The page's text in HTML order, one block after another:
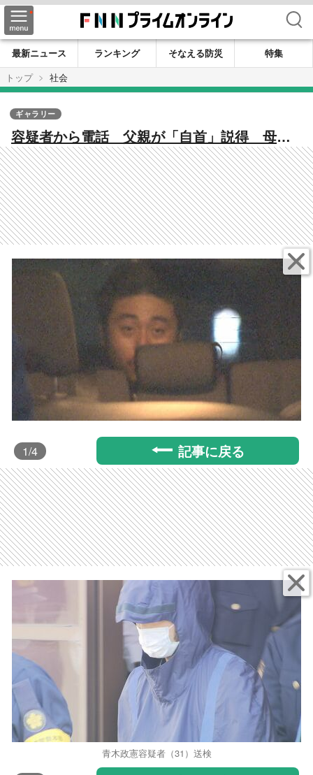
検索
最新ニュース ランキング そなえる防災
特集
トップ
社会
容疑者から電話 父親が「自首」説得 母親
も…猟銃を持ち外へ 男女4人死亡 猟銃発砲
立てこもり事件【長野発】
ギャラリー
1/4 記事に戻る
青木政憲容疑者（31）送検